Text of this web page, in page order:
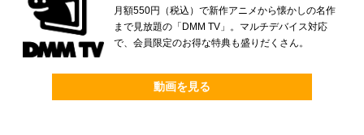
月額550円（税込）で新作アニメから懐かしの名作
まで見放題の「DMM TV」。マルチデバイス対応
で、会員限定のお得な特典も盛りだくさん。
動画を見る